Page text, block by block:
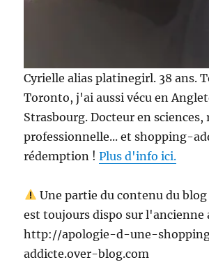
Cyrielle alias platinegirl. 38 ans.
Toronto, j'ai aussi vécu en
Strasbourg. Docteur en sciences,
professionnelle... et shopping-
rédemption !Plus d'info ici.
Une partie du contenu du
est toujours dispo sur l'ancienne
http://apologie-d-une-
addicte.over-blog.com